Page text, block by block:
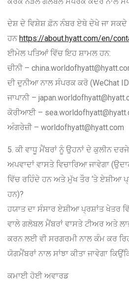
ਦੇਸ਼ ਦੇ ਵਿਸ਼ੇਸ਼ ਫ਼ੋਨ ਨੰਬਰ ਏਥੇ ਦੇਖੇ ਜਾ ਸਕਦੇ
ਹਨhttps://about.hyatt.com/en/
ਈਮੇਲ ਪਤਿਆਂ ਵਿੱਚ ਇਹ ਸ਼ਾਮਲ ਹਨ:
ਚੀਨੀ –
ਦੀ ਦੁਨੀਆ ਨਾਲ ਸੰਪਰਕ ਕਰੋ (WeChat
ਜਾਪਾਨੀ –
ਕੋਰੀਆਈ –
ਅੰਗਰੇਜ਼ੀ – worldofhyatt@hyatt.com
5. ਕੀ ਵਾਧੂ ਮੈਂਬਰਾਂ ਨੂੰ ਉਹਨਾਂ ਦੇ ਕੁਲੀਨ
ਅਪਵਾਦਾਂ ਵਾਸਤੇ ਵਿਚਾਰਿਆ ਜਾਵੇਗਾ
ਵਿੱਚ ਰਹਿੰਦੇ ਹਨ ਅਤੇ ਮੁੱਖ ਤੌਰ ‘ਤੇ ਏਸ਼ੀਆ
ਹਨ)?
ਹਯਾਤ ਦਾ ਸੰਸਾਰ ਏਸ਼ੀਆ ਪ੍ਰਸ਼ਾਂਤ ਖੇਤਰ
ਵਾਲੇ ਗਲੋਬਲ ਮੈਂਬਰਾਂ ਵਾਸਤੇ ਟੀਅਰ ਅਤੇ
ਕਰਨ ਲਈ ਵੀ ਸਰਗਰਮੀ ਨਾਲ ਕੰਮ ਕਰ
ਯੋਗਮੈਂਬਰਾਂ ਨਾਲ ਸਾਂਝਾ ਕੀਤਾ ਜਾਵੇਗਾ
ਕਮਾਈ ਹੋਈ ਅਵਾਰਡ